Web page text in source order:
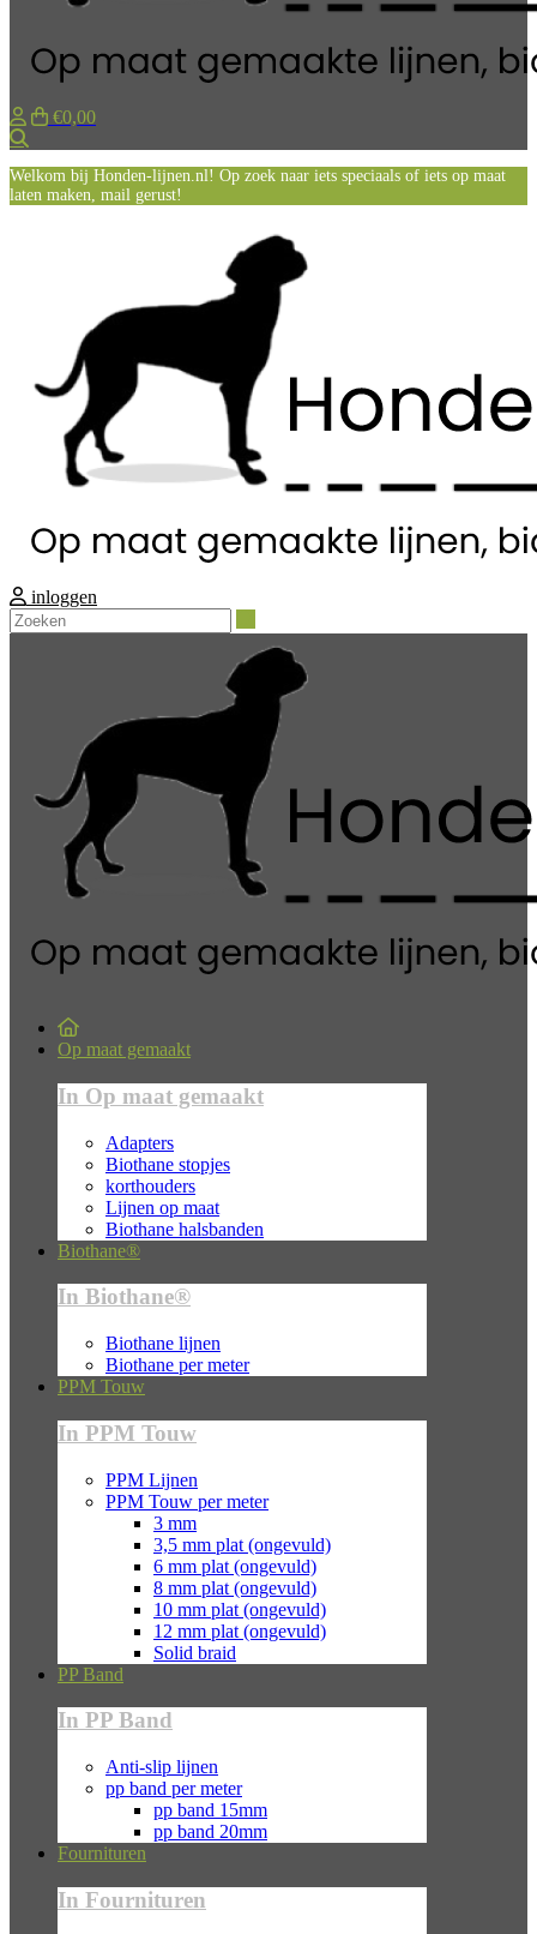
€0,00
Welkom bij Honden-lijnen.nl! Op zoek naar iets speciaals of iets op maat
laten maken, mail gerust!
inloggen
Op maat gemaakt
In Op maat gemaakt
Adapters
Biothane stopjes
korthouders
Lijnen op maat
Biothane halsbanden
Biothane®
In Biothane®
Biothane lijnen
Biothane per meter
PPM Touw
In PPM Touw
PPM Lijnen
PPM Touw per meter
3 mm
3,5 mm plat (ongevuld)
6 mm plat (ongevuld)
8 mm plat (ongevuld)
10 mm plat (ongevuld)
12 mm plat (ongevuld)
Solid braid
PP Band
In PP Band
Anti-slip lijnen
pp band per meter
pp band 15mm
pp band 20mm
Fournituren
In Fournituren